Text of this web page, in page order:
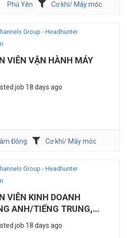
Phú Yên
Cơ khí/ Máy móc
Group - Headhunter
VIÊN VẬN HÀNH MÁY
job 18 days ago
Lâm Đồng
Cơ khí/ Máy móc
Group - Headhunter
VIÊN KINH DOANH
ANH/TIẾNG TRUNG,
TRÌNH)
job 18 days ago